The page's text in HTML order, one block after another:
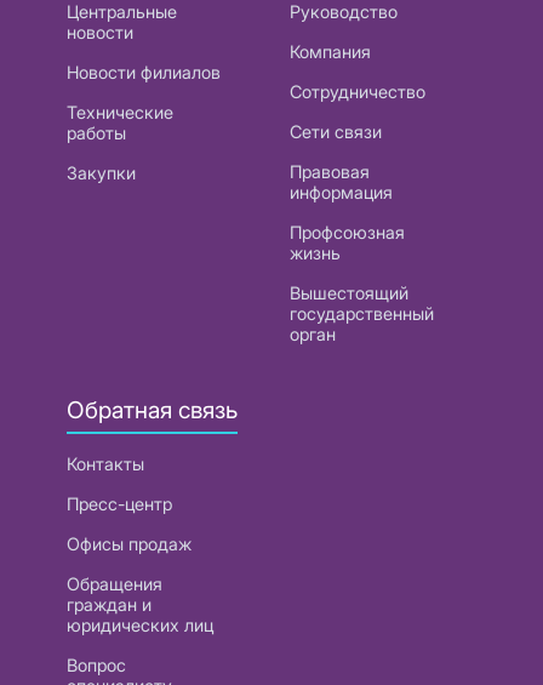
Центральные
новости
Новости филиалов
Технические
работы
Закупки
Руководство
Компания
Сотрудничество
Сети связи
Правовая
информация
Профсоюзная
жизнь
Вышестоящий
государственный
орган
Обратная связь
Контакты
Пресс-центр
Офисы продаж
Обращения
граждан и
юридических лиц
Вопрос